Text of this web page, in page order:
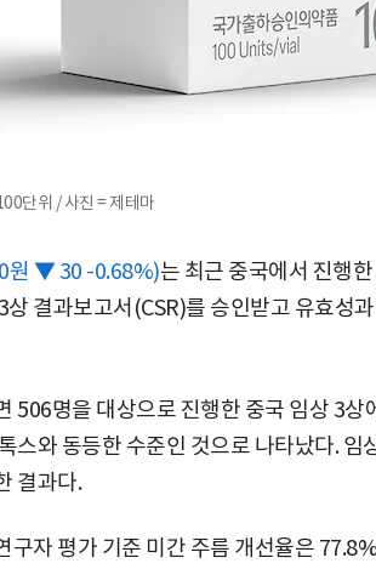
단위 / 사진 = 제테마
원 ▼ 30 -0.68%)는 최근 중국에서 진행
상 결과보고서(CSR)를 승인받고 유효성
506명을 대상으로 진행한 중국 임상 3상
스와 동등한 수준인 것으로 나타났다. 임
결과다.
구자 평가 기준 미간 주름 개선율은